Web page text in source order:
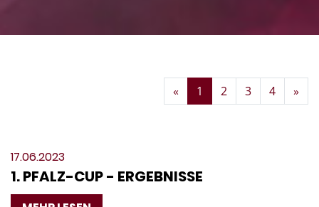
« Zurück
1 2 3 4 »
17.06.2023
1. PFALZ-CUP - ERGEBNISSE